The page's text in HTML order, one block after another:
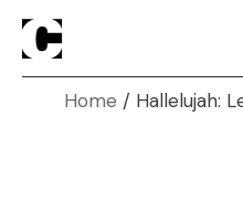
Home
Hallelujah: